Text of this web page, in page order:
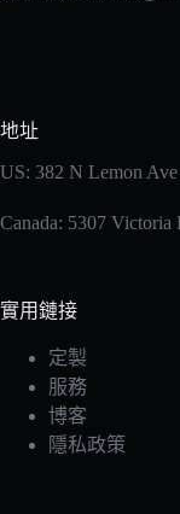
地址
US: 382 N Lemon
Canada: 5307
實用鏈接
定製
服務
博客
隱私政策